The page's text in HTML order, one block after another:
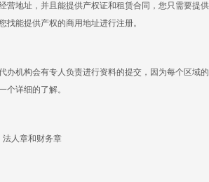
地址，并且能提供产权证和租赁合同，您只需要提
找能提供产权的商用地址进行注册。
机构会有专人负责进行资料的提交，因为每个区域的
个详细的了解。
人章和财务章